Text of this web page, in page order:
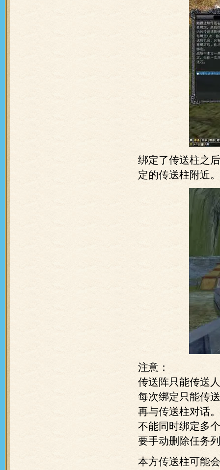
绑定了传送柱之
定的传送柱附近
注意：
传送阵只能传送
每次绑定只能传
再与传送柱对话
不能同时绑定多
要手动删除任务
本方传送柱可能